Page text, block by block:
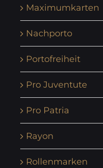
Maximumkarten
Nachporto
Portofreiheit
Pro Juventute
Pro Patria
Rayon
Rollenmarken